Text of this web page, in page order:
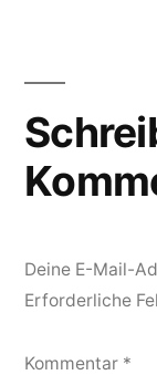
Deine E-Mail-
Erforderliche
Kommentar *